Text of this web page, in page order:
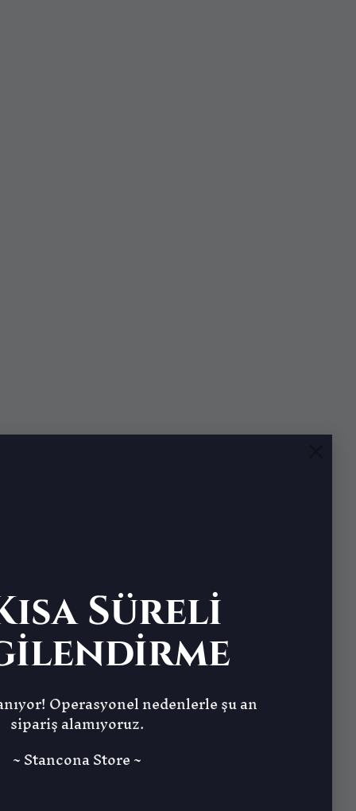
Süreli
Operasyonel nedenlerle şu an
sipariş alamıyoruz.
~ Stancona Store ~